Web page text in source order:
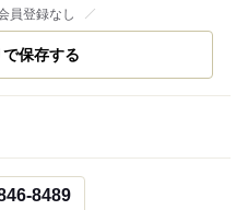
員登録なし
で保存する
8489